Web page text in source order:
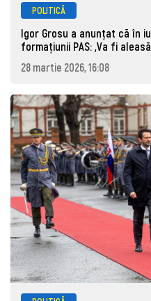
POLITICĂ
Igor Grosu a anunțat că în
formațiunii PAS: „Va fi
28 martie 2026, 16:08